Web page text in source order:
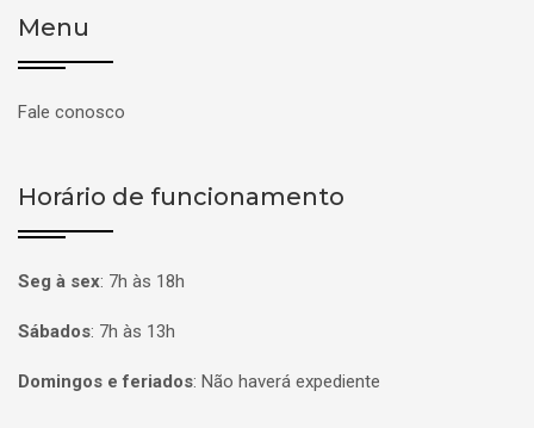
Menu
Fale conosco
Horário de funcionamento
Seg à sex: 7h às 18h
Sábados: 7h às 13h
Domingos e feriados: Não haverá expediente